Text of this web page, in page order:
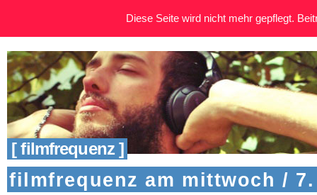
[ filmfrequenz ]
filmfrequenz am mittwoch /
Diese Seite wird nicht mehr gepflegt.